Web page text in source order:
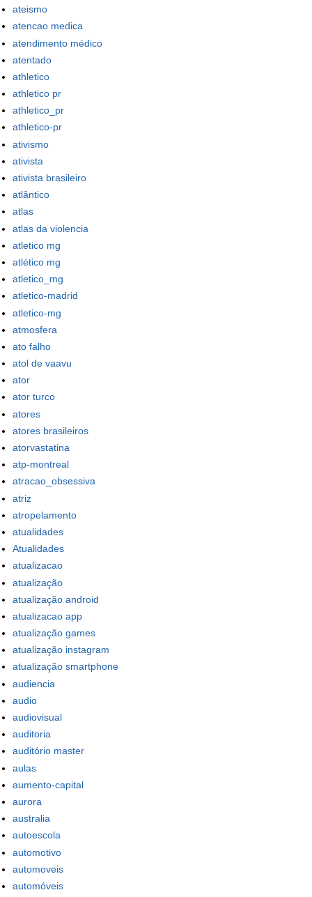
ateismo
atencao medica
atendimento médico
atentado
athletico
athletico pr
athletico_pr
athletico-pr
ativismo
ativista
ativista brasileiro
atlântico
atlas
atlas da violencia
atletico mg
atlético mg
atletico_mg
atletico-madrid
atletico-mg
atmosfera
ato falho
atol de vaavu
ator
ator turco
atores
atores brasileiros
atorvastatina
atp-montreal
atracao_obsessiva
atriz
atropelamento
atualidades
Atualidades
atualizacao
atualização
atualização android
atualizacao app
atualização games
atualização instagram
atualização smartphone
audiencia
audio
audiovisual
auditoria
auditório master
aulas
aumento-capital
aurora
australia
autoescola
automotivo
automoveis
automóveis